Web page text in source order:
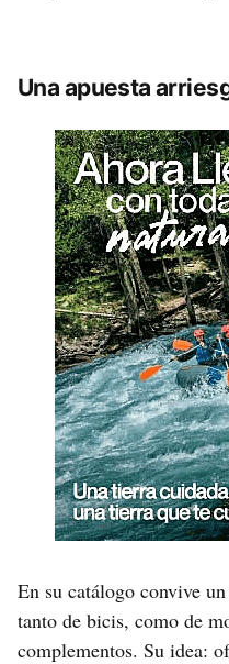
Una apuesta
En su catálogo convive un
tanto de bicis, como de
complementos. Su idea: